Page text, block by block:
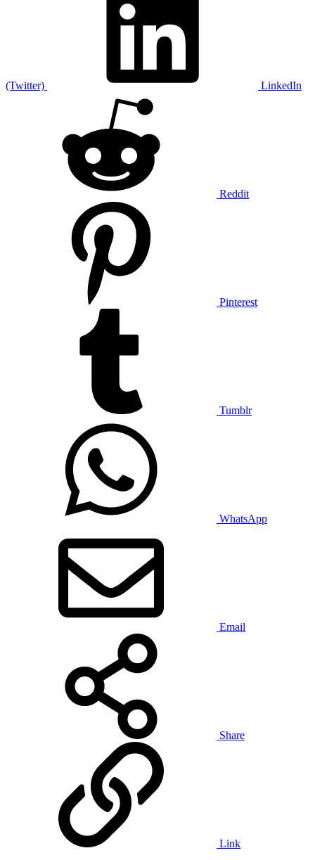
(Twitter) LinkedIn
Reddit
Pinterest
Tumblr
WhatsApp
Email
Share
Link